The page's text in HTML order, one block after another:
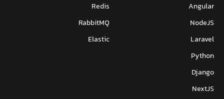
Angular
NodeJS
Laravel
Python
Django
NextJS
Redis
RabbitMQ
Elastic